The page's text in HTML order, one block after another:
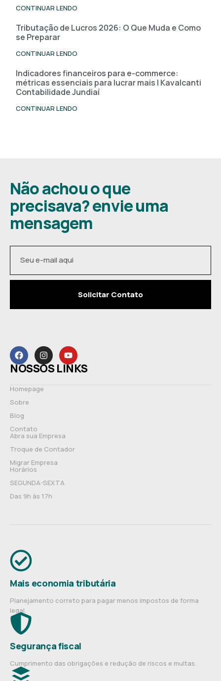
CONTINUAR LENDO
Tributação de Lucros 2026: O Que Muda e Como
se Preparar
CONTINUAR LENDO
Indicadores financeiros para e-commerce:
métricas essenciais para lucrar mais | Kavalcanti
Contabilidade Jundiaí
CONTINUAR LENDO
Não achou o que
precisava? envie uma
mensagem
Solicitar Contato
NOSSOS LINKS
Homepage
Sobre
Blog
Contato
Abra sua Empresa
Troque de Contador
Migrar Empresa
Horários
SEGUNDA-SEXTA
Das 9h às 17h
Mais economia tributária
Planejamento correto para pagar menos impostos de forma
legal.
Segurança fiscal
Cumprimento das obrigações e redução de riscos e multas.